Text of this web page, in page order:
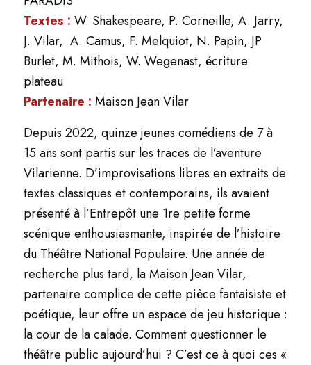
Textes : W. Shakespeare, P. Corneille, A. Jarry,
J. Vilar, A. Camus, F. Melquiot, N. Papin, JP
Burlet, M. Mithois, W. Wegenast, écriture
plateau
Partenaire : Maison Jean Vilar
Depuis 2022, quinze jeunes comédiens de 7 à
15 ans sont partis sur les traces de l’aventure
Vilarienne. D’improvisations libres en extraits de
textes classiques et contemporains, ils avaient
présenté à l’Entrepôt une 1re petite forme
scénique enthousiasmante, inspirée de l’histoire
du Théâtre National Populaire. Une année de
recherche plus tard, la Maison Jean Vilar,
partenaire complice de cette pièce fantaisiste et
poétique, leur offre un espace de jeu historique :
la cour de la calade. Comment questionner le
théâtre public aujourd’hui ? C’est ce à quoi ces «